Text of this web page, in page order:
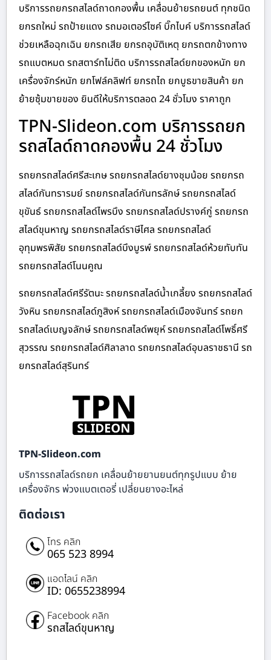
บริการรถยกรถสไลด์ถาดกองพื้น เคลื่อนย้ายรถยนต์ ทุกชนิด
ยกรถใหม่ รถป้ายแดง รถมอเตอร์ไซค์ บิ๊กไบค์ บริการรถสไลด์
ช่วยเหลือฉุกเฉิน ยกรถเสีย ยกรถอุบัติเหตุ ยกรถตกข้างทาง
รถแบตหมด รถสตาร์ทไม่ติด บริการรถสไลด์ยกของหนัก ยก
เครื่องจักร์หนัก ยกโฟล์คลิฟท์ ยกรถไถ ยกบูธขายสินค้า ยก
ย้ายซุ้มขายของ ยินดีให้บริการตลอด 24 ชั่วโมง ราคาถูก
TPN-Slideon.com บริการรถยก
รถสไลด์ถาดกองพื้น 24 ชั่วโมง
รถยกรถสไลด์ศรีสะเกษ รถยกรถสไลด์ยางชุมน้อย รถยกรถ
สไลด์กันทรารมย์ รถยกรถสไลด์กันทรลักษ์ รถยกรถสไลด์
ขุขันธ์ รถยกรถสไลด์ไพรบึง รถยกรถสไลด์ปรางค์กู่ รถยกรถ
สไลด์ขุนหาญ รถยกรถสไลด์ราษีไศล รถยกรถสไลด์
อุทุมพรพิสัย รถยกรถสไลด์บึงบูรพ์ รถยกรถสไลด์ห้วยทับทัน
รถยกรถสไลด์โนนคูณ
รถยกรถสไลด์ศรีรัตนะ รถยกรถสไลด์น้ำเกลี้ยง รถยกรถสไลด์
วังหิน รถยกรถสไลด์ภูสิงห์ รถยกรถสไลด์เมืองจันทร์ รถยก
รถสไลด์เบญจลักษ์ รถยกรถสไลด์พยุห์ รถยกรถสไลด์โพธิ์ศรี
สุวรรณ รถยกรถสไลด์ศิลาลาด รถยกรถสไลด์อุบลราชธานี รถ
ยกรถสไลด์สุรินทร์
TPN-Slideon.com
บริการรถสไลด์รถยก เคลื่อนย้ายยานยนต์ทุกรูปแบบ ย้าย
เครื่องจักร พ่วงแบตเตอรี่ เปลี่ยนยางอะไหล่
ติดต่อเรา
โทร คลิก
065 523 8994
แอดไลน์ คลิก
ID: 0655238994
Facebook คลิก
รถสไลด์ขุนหาญ